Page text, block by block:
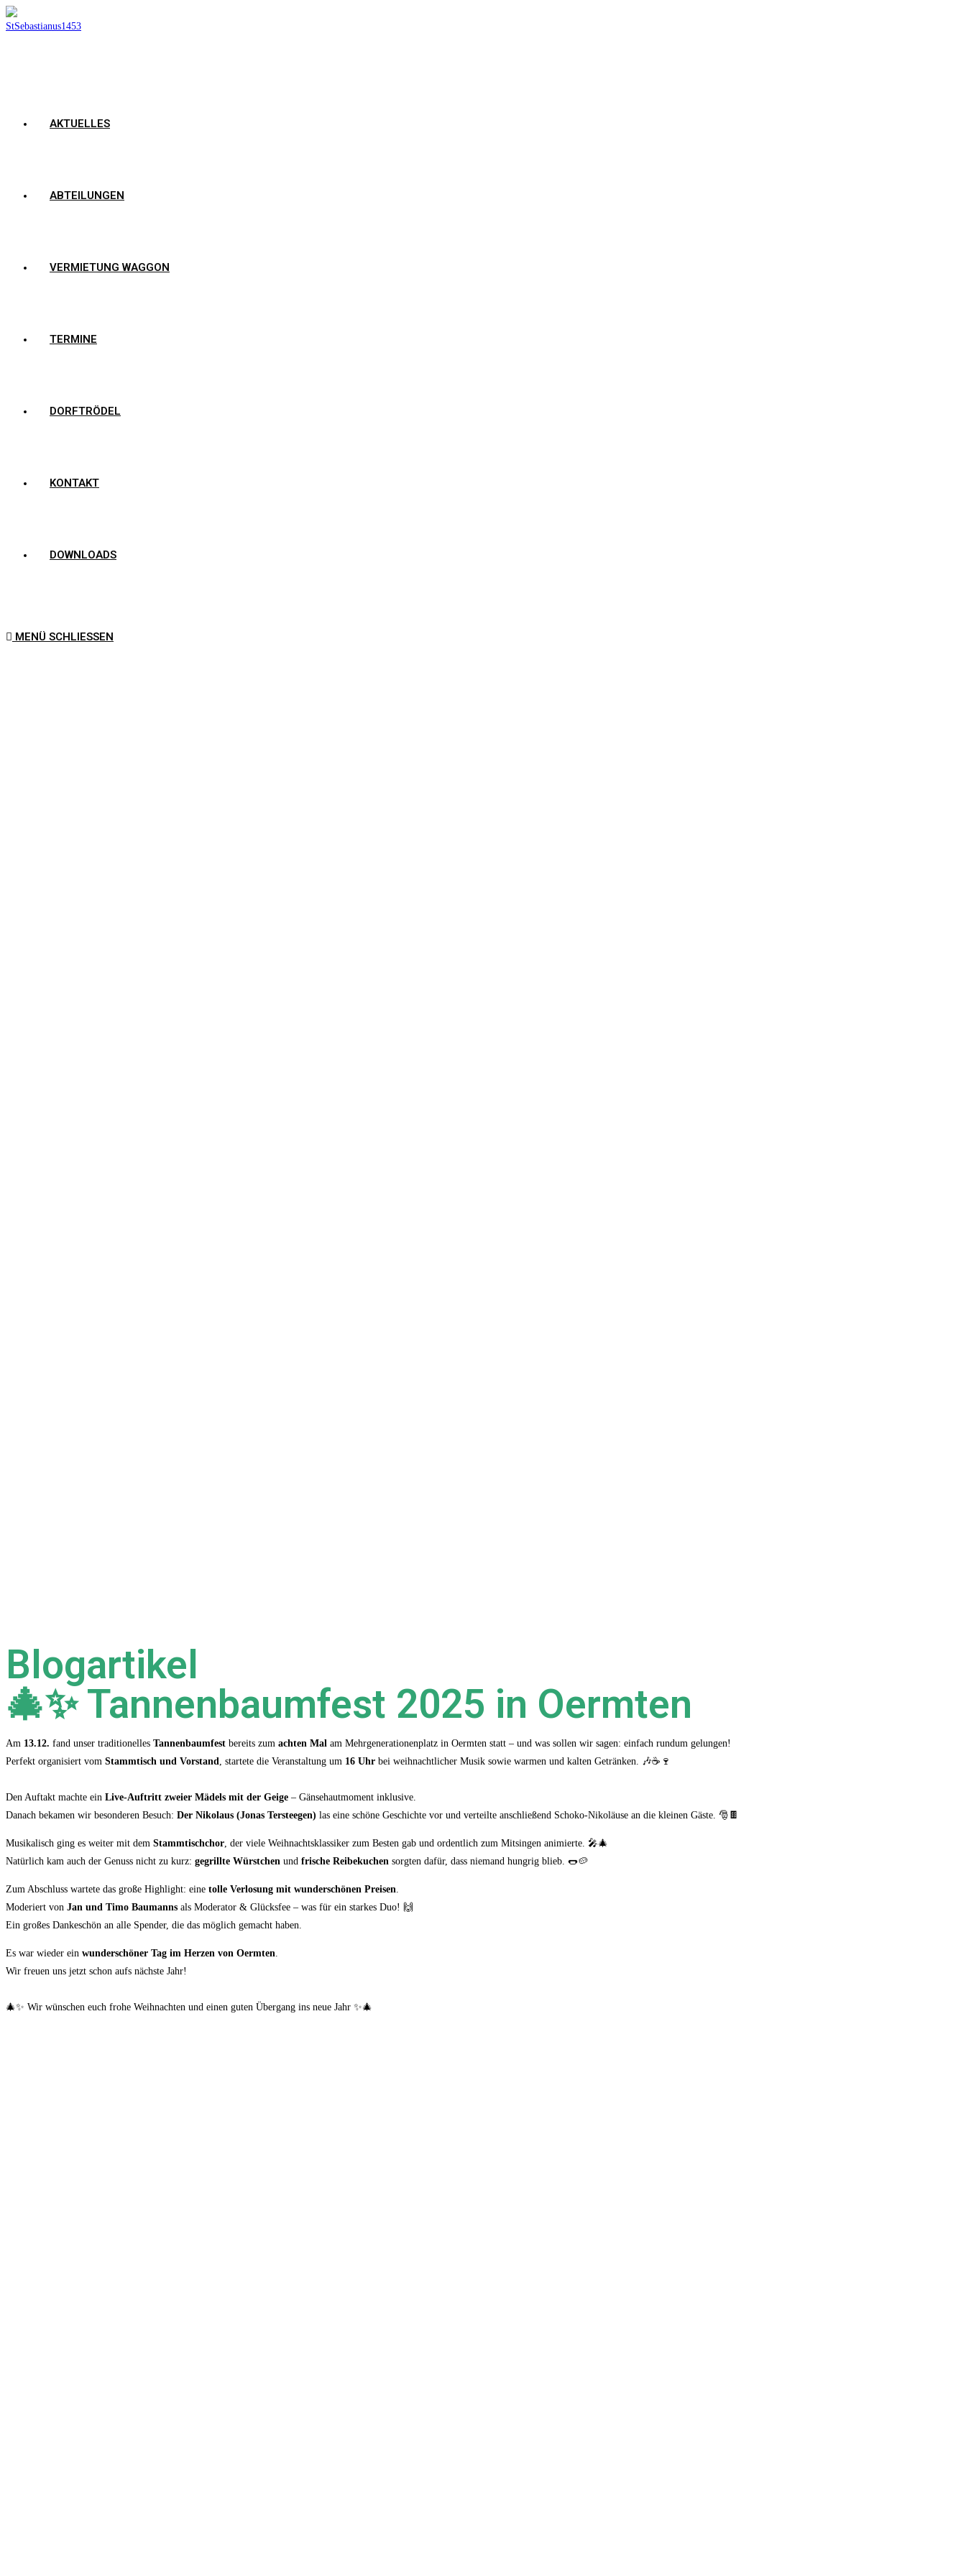
AKTUELLES
ABTEILUNGEN
VERMIETUNG WAGGON
TERMINE
DORFTRÖDEL
KONTAKT
DOWNLOADS
MENÜ SCHLIESSEN
Blogartikel
🎄✨ Tannenbaumfest 2025 in Oermten
Am 13.12. fand unser traditionelles Tannenbaumfest bereits zum achten Mal am Mehrgenerationenplatz in Oermten statt – und was sollen wir sagen: einfach rundum gelungen!
Perfekt organisiert vom Stammtisch und Vorstand, startete die Veranstaltung um 16 Uhr bei weihnachtlicher Musik sowie warmen und kalten Getränken. 🎶☕🍷
Den Auftakt machte ein Live-Auftritt zweier Mädels mit der Geige – Gänsehautmoment inklusive.
Danach bekamen wir besonderen Besuch: Der Nikolaus (Jonas Tersteegen) las eine schöne Geschichte vor und verteilte anschließend Schoko-Nikoläuse an die kleinen Gäste. 🎅🍫
Musikalisch ging es weiter mit dem Stammtischchor, der viele Weihnachtsklassiker zum Besten gab und ordentlich zum Mitsingen animierte. 🎤🎄
Natürlich kam auch der Genuss nicht zu kurz: gegrillte Würstchen und frische Reibekuchen sorgten dafür, dass niemand hungrig blieb. 🌭🥔
Zum Abschluss wartete das große Highlight: eine tolle Verlosung mit wunderschönen Preisen.
Moderiert von Jan und Timo Baumanns als Moderator & Glücksfee – was für ein starkes Duo! 🙌
Ein großes Dankeschön an alle Spender, die das möglich gemacht haben.
Es war wieder ein wunderschöner Tag im Herzen von Oermten.
Wir freuen uns jetzt schon aufs nächste Jahr!
🎄✨ Wir wünschen euch frohe Weihnachten und einen guten Übergang ins neue Jahr ✨🎄